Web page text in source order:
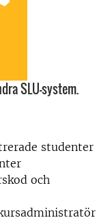
SLU-system.
studenter
och